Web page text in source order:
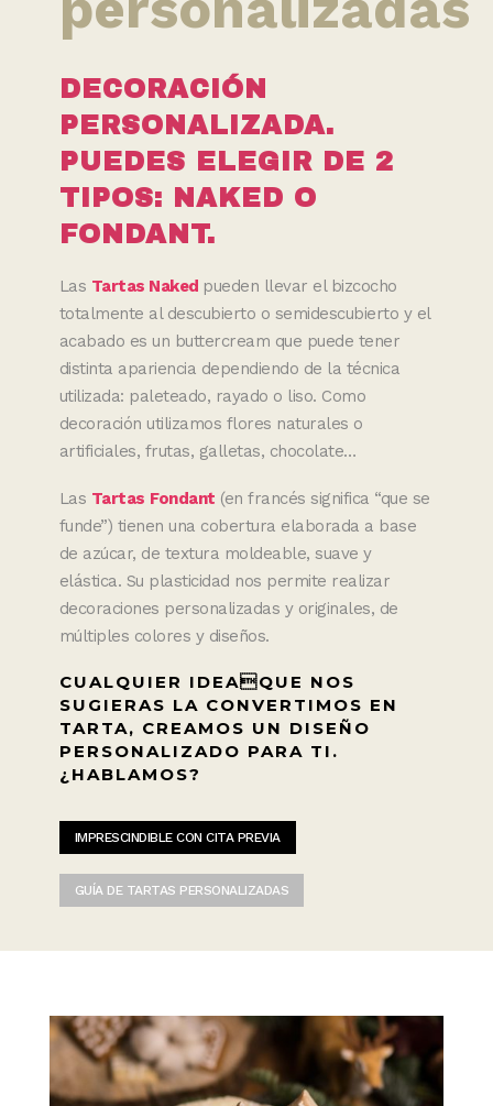
DECORACIÓN
PERSONALIZADA.
PUEDES ELEGIR DE 2
TIPOS: NAKED O
FONDANT.
Las Tartas Naked pueden llevar el bizcocho
totalmente al descubierto o semidescubierto y el
acabado es un buttercream que puede tener
distinta apariencia dependiendo de la técnica
utilizada: paleteado, rayado o liso. Como
decoración utilizamos flores naturales o
artificiales, frutas, galletas, chocolate…
Las Tartas Fondant (en francés significa “que se
funde”) tienen una cobertura elaborada a base
de azúcar, de textura moldeable, suave y
elástica. Su plasticidad nos permite realizar
decoraciones personalizadas y originales, de
múltiples colores y diseños.
CUALQUIER IDEAQUE NOS
SUGIERAS LA CONVERTIMOS EN
TARTA, CREAMOS UN DISEÑO
PERSONALIZADO PARA TI.
¿HABLAMOS?
IMPRESCINDIBLE CON CITA PREVIA
GUÍA DE TARTAS PERSONALIZADAS